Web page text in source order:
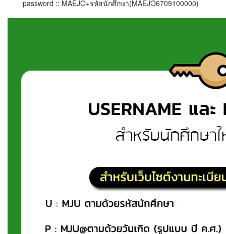
password :: MAEJO+รหัสนักศึกษา(MAEJO6709100000)